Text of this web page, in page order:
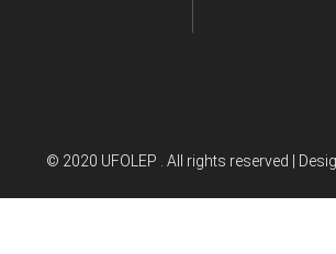
© 2020 UFOLEP . All rights reserved |